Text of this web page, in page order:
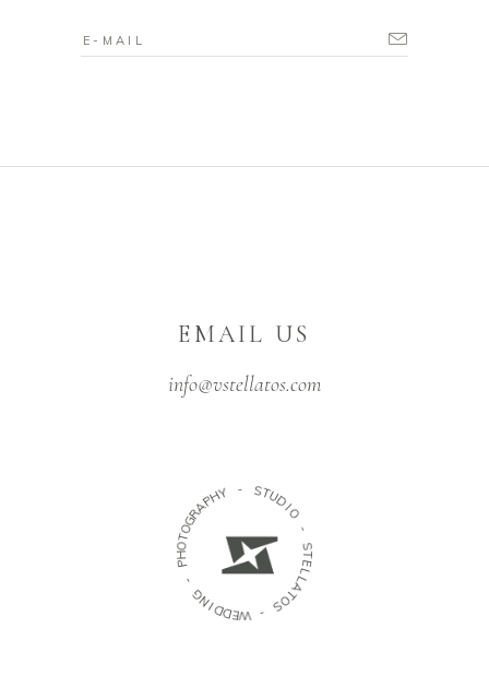
EMAIL US
info@vstellatos.com
-
W
E
D
D
I
N
G
-
P
H
O
T
O
G
RAPH Y STU
D
I
O
S
T
E
L
L
A
T
O
S